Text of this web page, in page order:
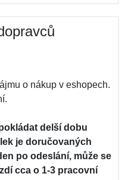
o nákup v eshopech.
delší dobu
je doručovaných
po odeslání, může se
cca o 1-3 pracovní